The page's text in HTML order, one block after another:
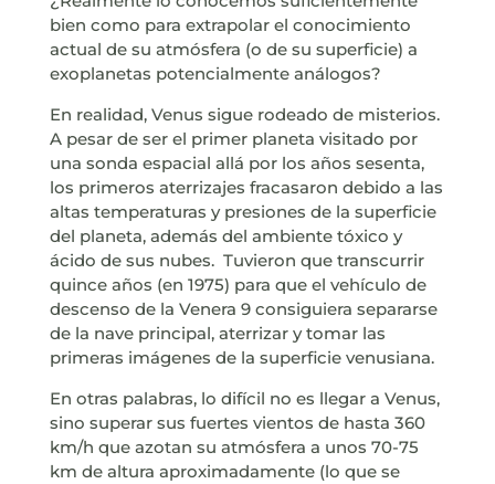
bien como para extrapolar el conocimiento
actual de su atmósfera (o de su superficie) a
exoplanetas potencialmente análogos?
En realidad, Venus sigue rodeado de misterios.
A pesar de ser el primer planeta visitado por
una sonda espacial allá por los años sesenta,
los primeros aterrizajes fracasaron debido a las
altas temperaturas y presiones de la superficie
del planeta, además del ambiente tóxico y
ácido de sus nubes. Tuvieron que transcurrir
quince años (en 1975) para que el vehículo de
descenso de la Venera 9 consiguiera separarse
de la nave principal, aterrizar y tomar las
primeras imágenes de la superficie venusiana.
En otras palabras, lo difícil no es llegar a Venus,
sino superar sus fuertes vientos de hasta 360
km/h que azotan su atmósfera a unos 70-75
km de altura aproximadamente (lo que se